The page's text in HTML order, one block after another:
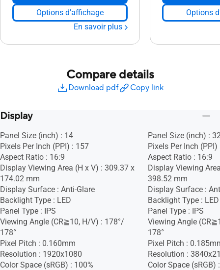
Options d'affichage
En savoir plus
Options
Compare details
Download pdf Copy link
Display
Panel Size (inch) : 14
Pixels Per Inch (PPI) : 157
Aspect Ratio : 16:9
Display Viewing Area (H x V) : 309.37 x
174.02 mm
Display Surface : Anti-Glare
Backlight Type : LED
Panel Type : IPS
Viewing Angle (CR≧10, H/V) : 178°/
178°
Pixel Pitch : 0.160mm
Resolution : 1920x1080
Color Space (sRGB) : 100%
Panel Size (inch) :
Pixels Per Inch (PPI)
Aspect Ratio : 16:9
Display Viewing
398.52 mm
Display Surface :
Backlight Type : LED
Panel Type : IPS
Viewing Angle
178°
Pixel Pitch :
Resolution :
Color Space (sRGB)